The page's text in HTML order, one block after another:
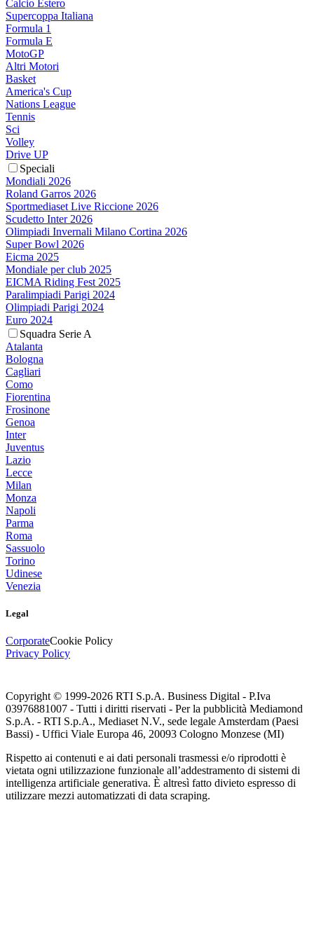
Calcio Estero
Supercoppa Italiana
Formula 1
Formula E
MotoGP
Altri Motori
Basket
America's Cup
Nations League
Tennis
Sci
Volley
Drive UP
Speciali
Mondiali 2026
Roland Garros 2026
Sportmediaset Live Riccione 2026
Scudetto Inter 2026
Olimpiadi Invernali Milano Cortina 2026
Super Bowl 2026
Eicma 2025
Mondiale per club 2025
EICMA Riding Fest 2025
Paralimpiadi Parigi 2024
Olimpiadi Parigi 2024
Euro 2024
Squadra Serie A
Atalanta
Bologna
Cagliari
Como
Fiorentina
Frosinone
Genoa
Inter
Juventus
Lazio
Lecce
Milan
Monza
Napoli
Parma
Roma
Sassuolo
Torino
Udinese
Venezia
Legal
CorporateCookie Policy
Privacy Policy
Copyright © 1999-2026 RTI S.p.A. Business Digital - P.Iva
03976881007 - Tutti i diritti riservati - Per la pubblicità Mediamond
S.p.A. - RTI S.p.A., Mediaset N.V., sede legale Amsterdam (Paesi
Bassi) - Uffici Viale Europa 46, 20093 Cologno Monzese (MI)
Rispetto ai contenuti e ai dati personali trasmessi e/o riprodotti è
vietata ogni utilizzazione funzionale all’addestramento di sistemi di
intelligenza artificiale generativa. È altresì fatto divieto espresso di
utilizzare mezzi automatizzati di data scraping.